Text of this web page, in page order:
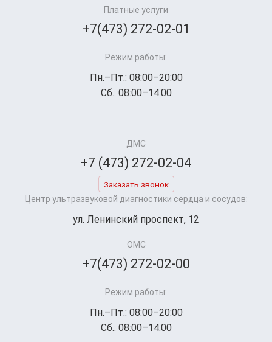
Платные услуги
+7(473) 272-02-01
Режим работы:
Пн.–Пт.: 08:00–20:00
Сб.: 08:00–14:00
ДМС
+7 (473) 272-02-04
Заказать звонок
Центр ультразвуковой диагностики сердца и сосудов:
ул. Ленинский проспект, 12
ОМС
+7(473) 272-02-00
Режим работы:
Пн.–Пт.: 08:00–20:00
Сб.: 08:00–14:00